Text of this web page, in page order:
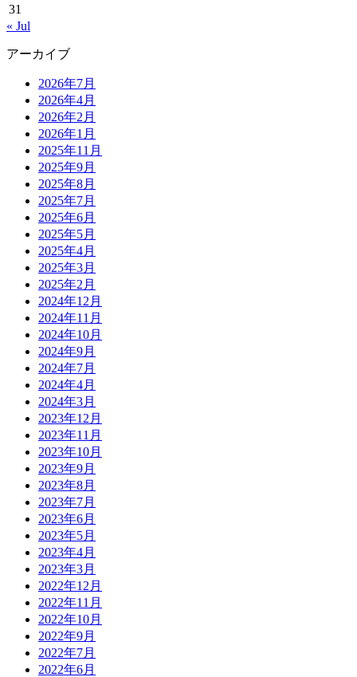
31
« Jul
アーカイブ
2026年7月
2026年4月
2026年2月
2026年1月
2025年11月
2025年9月
2025年8月
2025年7月
2025年6月
2025年5月
2025年4月
2025年3月
2025年2月
2024年12月
2024年11月
2024年10月
2024年9月
2024年7月
2024年4月
2024年3月
2023年12月
2023年11月
2023年10月
2023年9月
2023年8月
2023年7月
2023年6月
2023年5月
2023年4月
2023年3月
2022年12月
2022年11月
2022年10月
2022年9月
2022年7月
2022年6月